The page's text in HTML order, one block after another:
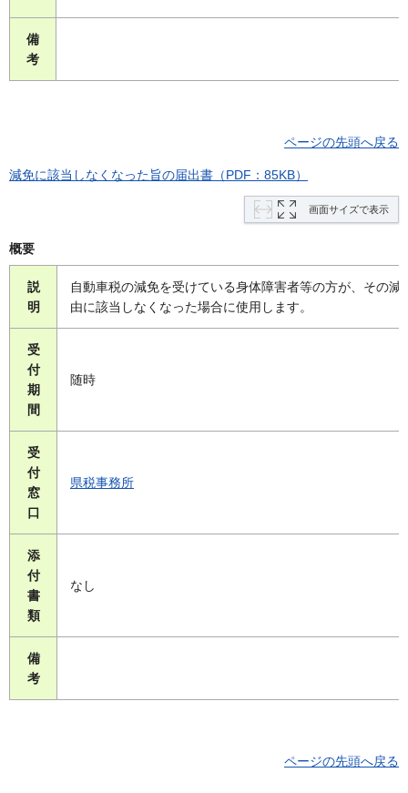
備
考
ページの先頭へ戻る
減免に該当しなくなった旨の届出書（PDF：85KB）
画面サイズで表示
概要
説
明
自動車税の減免を受けている身体障害者等の方が、その減
由に該当しなくなった場合に使用します。
受
付
期
間
随時
受
付
窓
口
県税事務所
添
付
書
類
なし
備
考
ページの先頭へ戻る